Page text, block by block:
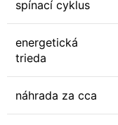
spínací cyklus
energetická
trieda
náhrada za cca